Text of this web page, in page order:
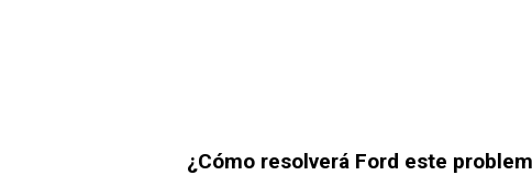
¿Cómo resolverá Ford este